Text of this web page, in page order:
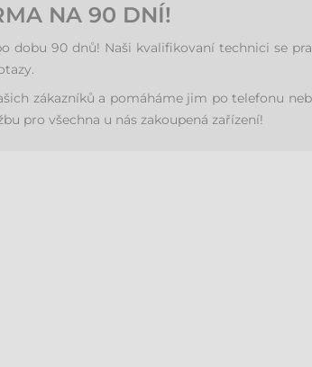
NA 90 DNÍ!
90 dnů! Naši kvalifikovaní technici se
zákazníků a pomáháme jim po telefonu
pro všechna u nás zakoupená zařízení!